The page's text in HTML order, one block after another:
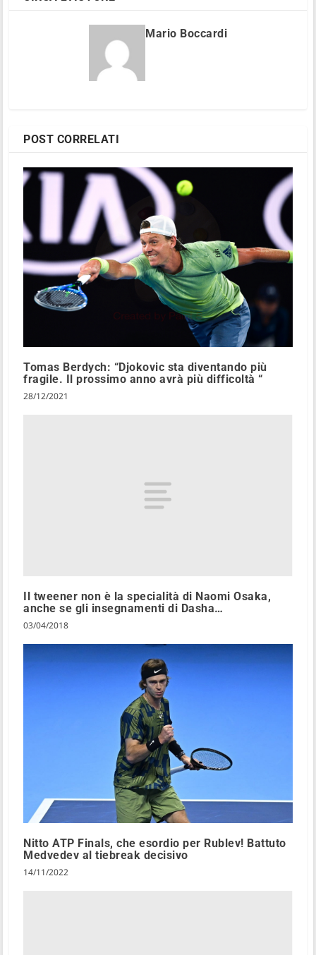
Mario Boccardi
POST CORRELATI
Tomas Berdych: “Djokovic sta diventando più
fragile. Il prossimo anno avrà più difficoltà “
28/12/2021
Il tweener non è la specialità di Naomi Osaka,
anche se gli insegnamenti di Dasha…
03/04/2018
Nitto ATP Finals, che esordio per Rublev! Battuto
Medvedev al tiebreak decisivo
14/11/2022